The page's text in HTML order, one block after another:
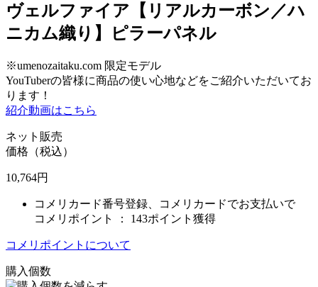
ヴェルファイア【リアルカーボン／ハ
ニカム織り】ピラーパネル
※umenozaitaku.com 限定モデル
YouTuberの皆様に商品の使い心地などをご紹介いただいてお
ります！
紹介動画はこちら
ネット販売
価格（税込）
10,764円
コメリカード番号登録、コメリカードでお支払いで
コメリポイント ： 143ポイント獲得
コメリポイントについて
購入個数